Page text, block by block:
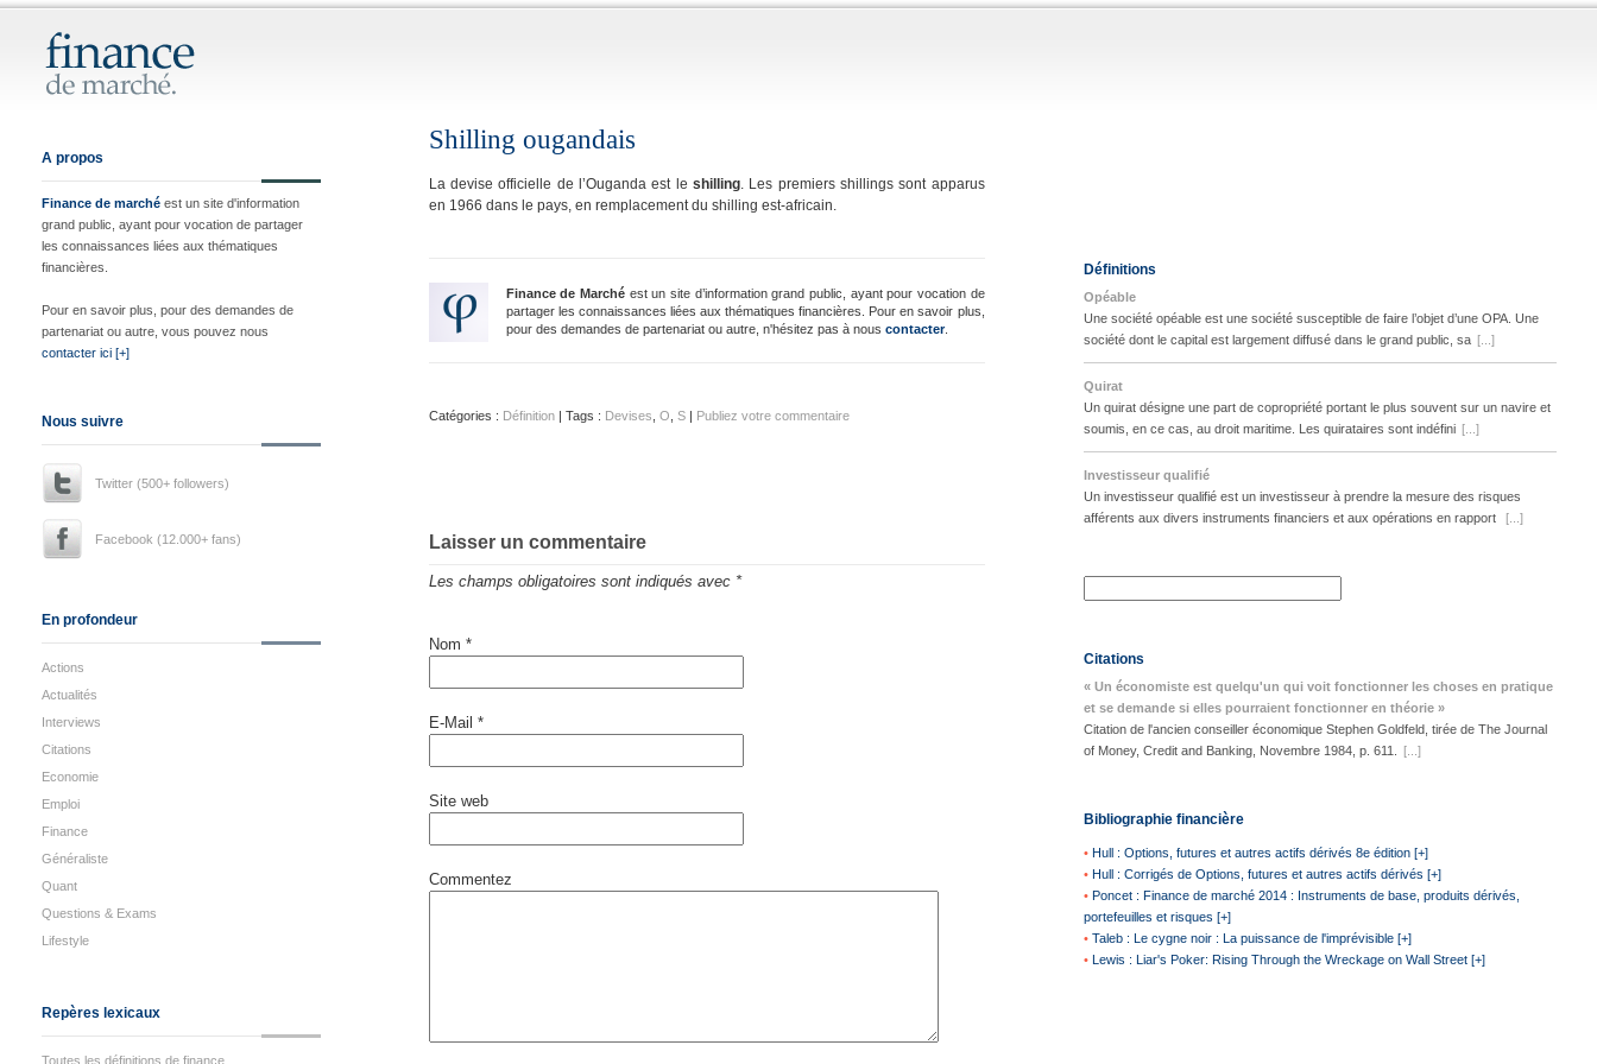
A propos
Finance de marchéest un site d'information
grand public, ayant pour vocation de partager
les connaissances liées aux thématiques
financières.
Pour en savoir plus, pour des demandes de
partenariat ou autre, vous pouvez nous
contacter ici [+]
Nous suivre
Twitter (500+ followers)
Facebook (12.000+ fans)
En profondeur
Actions
Actualités
Interviews
Citations
Economie
Emploi
Finance
Généraliste
Quant
Questions & Exams
Lifestyle
Repères lexicaux
Toutes les définitions de finance
Shilling ougandais
La devise officielle de l’Ouganda est le shilling. Les premiers shillings sont apparus
en 1966 dans le pays, en remplacement du shilling est-africain.
Finance de Marchéest un site d’information grand public, ayant pour vocation de
partager les connaissances liées aux thématiques financières. Pour en savoir plus,
pour des demandes de partenariat ou autre, n'hésitez pas à nous contacter.
Catégories : Définition| Tags : Devises O S| Publiez votre commentaire
Laisser un commentaire
Les champs obligatoires sont indiqués avec *
Nom *
E-Mail *
Site web
Commentez
Définitions
Opéable
Une société opéable est une société susceptible de faire l’objet d’une OPA. Une
société dont le capital est largement diffusé dans le grand public, sa [...]
Quirat
Un quirat désigne une part de copropriété portant le plus souvent sur un navire et
soumis, en ce cas, au droit maritime. Les quirataires sont indéfini [...]
Investisseur qualifié
Un investisseur qualifié est un investisseur à prendre la mesure des risques
afférents aux divers instruments financiers et aux opérations en rapport
[...]
Citations
« Un économiste est quelqu'un qui voit fonctionner les choses en pratique
et se demande si elles pourraient fonctionner en théorie »
Citation de l'ancien conseiller économique Stephen Goldfeld, tirée de The Journal
of Money, Credit and Banking, Novembre 1984, p. 611.
[...]
Bibliographie financière
• Hull : Options, futures et autres actifs dérivés 8e édition [+]
• Hull : Corrigés de Options, futures et autres actifs dérivés [+]
• Poncet : Finance de marché 2014 : Instruments de base, produits dérivés,
portefeuilles et risques [+]
• Taleb : Le cygne noir : La puissance de l'imprévisible [+]
• Lewis : Liar's Poker: Rising Through the Wreckage on Wall Street [+]